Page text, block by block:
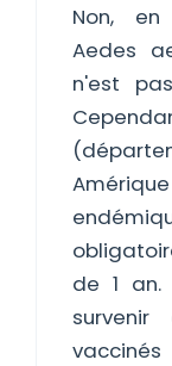
Non,
Aedes
n'est
de 1 an.